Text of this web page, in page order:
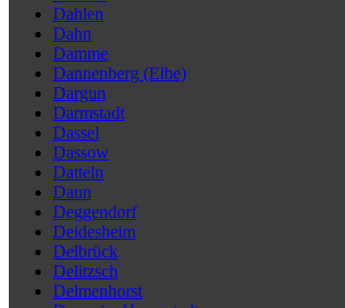
Dahlen
Dahn
Damme
Dannenberg (Elbe)
Dargun
Darmstadt
Dassel
Dassow
Datteln
Daun
Deggendorf
Deidesheim
Delbrück
Delitzsch
Delmenhorst